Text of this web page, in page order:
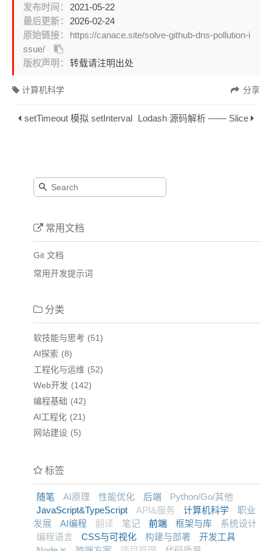
发布时间：
2021-05-22
最后更新：
2026-02-24
原始链接：
https://canace.site/solve-github-dns-pollution-i
ssue/
版权声明：
转载请注明出处
分享
计算机科学
setTimeout 模拟 setInterval Lodash 源码解析 —— Slice
常用文档
Git 文档
常用开发提示词
分类
软技能与思考
51
AI探索
8
工程化与运维
52
Web开发
142
编程基础
42
AI工程化
21
网站建设
5
标签
随笔 AI原理 性能优化 后端
Python/Go/其他
JavaScript&TypeScript
API&服务 计算机科学
职业
发展
AI编程 翻译 笔记 前端 框架与库
系统设计
编程语言
CSS与可视化 构建与部署
开发工具